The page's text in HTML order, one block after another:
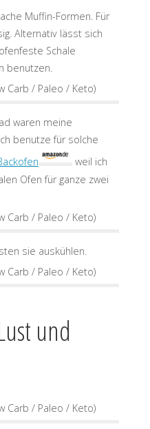
Muffin-Formen. Für
Alternativ lässt sich
Schale
benutzen.
waren meine
benutze für solche
weil ich
Ofen für ganze zwei
sie auskühlen.
und